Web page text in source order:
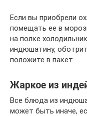
Если вы приобрели
помещать ее в
на полке
индюшатину,
положите в пакет.
Жаркое из
Все блюда из
может быть иначе,